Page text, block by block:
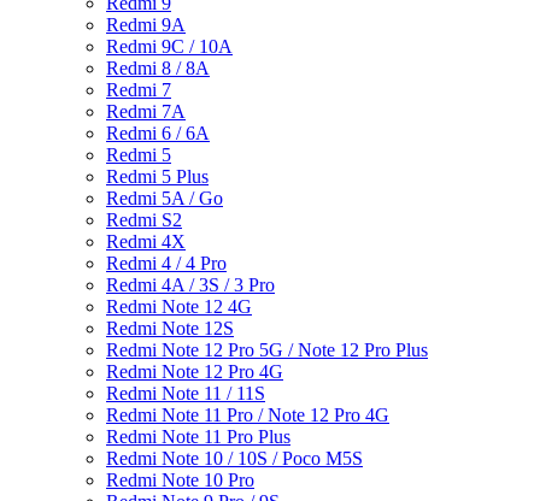
Redmi 9A
Redmi 9C / 10A
Redmi 8 / 8A
Redmi 7
Redmi 7A
Redmi 6 / 6A
Redmi 5
Redmi 5 Plus
Redmi 5A / Go
Redmi S2
Redmi 4X
Redmi 4 / 4 Pro
Redmi 4A / 3S / 3 Pro
Redmi Note 12 4G
Redmi Note 12S
Redmi Note 12 Pro 5G / Note 12 Pro Plus
Redmi Note 12 Pro 4G
Redmi Note 11 / 11S
Redmi Note 11 Pro / Note 12 Pro 4G
Redmi Note 11 Pro Plus
Redmi Note 10 / 10S / Poco M5S
Redmi Note 10 Pro